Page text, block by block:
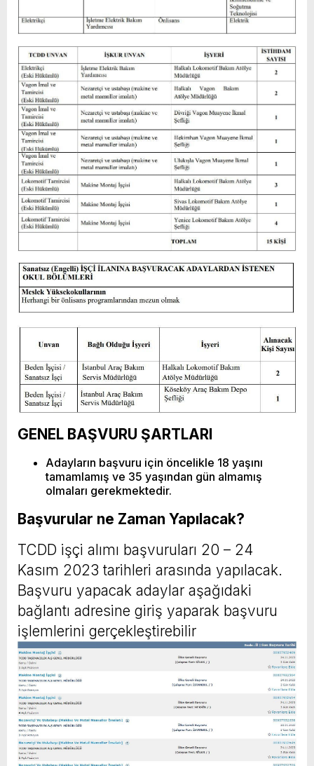
GENEL BAŞVURU ŞARTLARI
Adayların başvuru için öncelikle 18 yaşını
tamamlamış ve 35 yaşından gün almamış
olmaları gerekmektedir.
Başvurular ne Zaman Yapılacak?
TCDD işçi alımı başvuruları 20 – 24
Kasım 2023 tarihleri arasında yapılacak.
Başvuru yapacak adaylar aşağıdaki
bağlantı adresine giriş yaparak başvuru
işlemlerini gerçekleştirebilir